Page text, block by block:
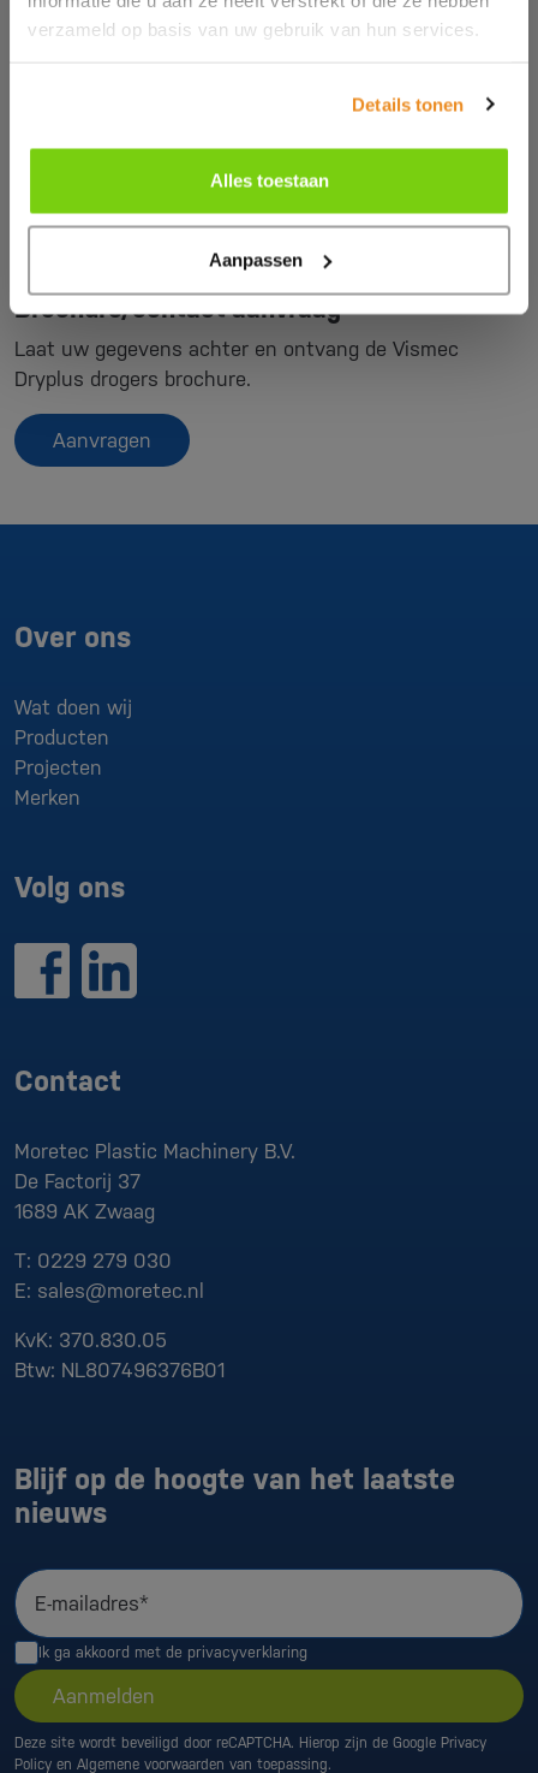
verzameld op basis van uw gebruik van hun services.
Details tonen
Alles toestaan
Aanpassen
Brochure/contact-aanvraag
Laat uw gegevens achter en ontvang de Vismec
Dryplus drogers brochure.
Aanvragen
Over ons
Wat doen wij
Producten
Projecten
Merken
Volg ons
Contact
Moretec Plastic Machinery B.V.
De Factorij 37
1689 AK Zwaag
T: 0229 279 030
E: sales@moretec.nl
KvK: 370.830.05
Btw: NL807496376B01
Blijf op de hoogte van het laatste
nieuws
E-mailadres*
Ik ga akkoord met de privacyverklaring
Aanmelden
Deze site wordt beveiligd door reCAPTCHA. Hierop zijn de Google Privacy
Policy en Algemene voorwaarden van toepassing.